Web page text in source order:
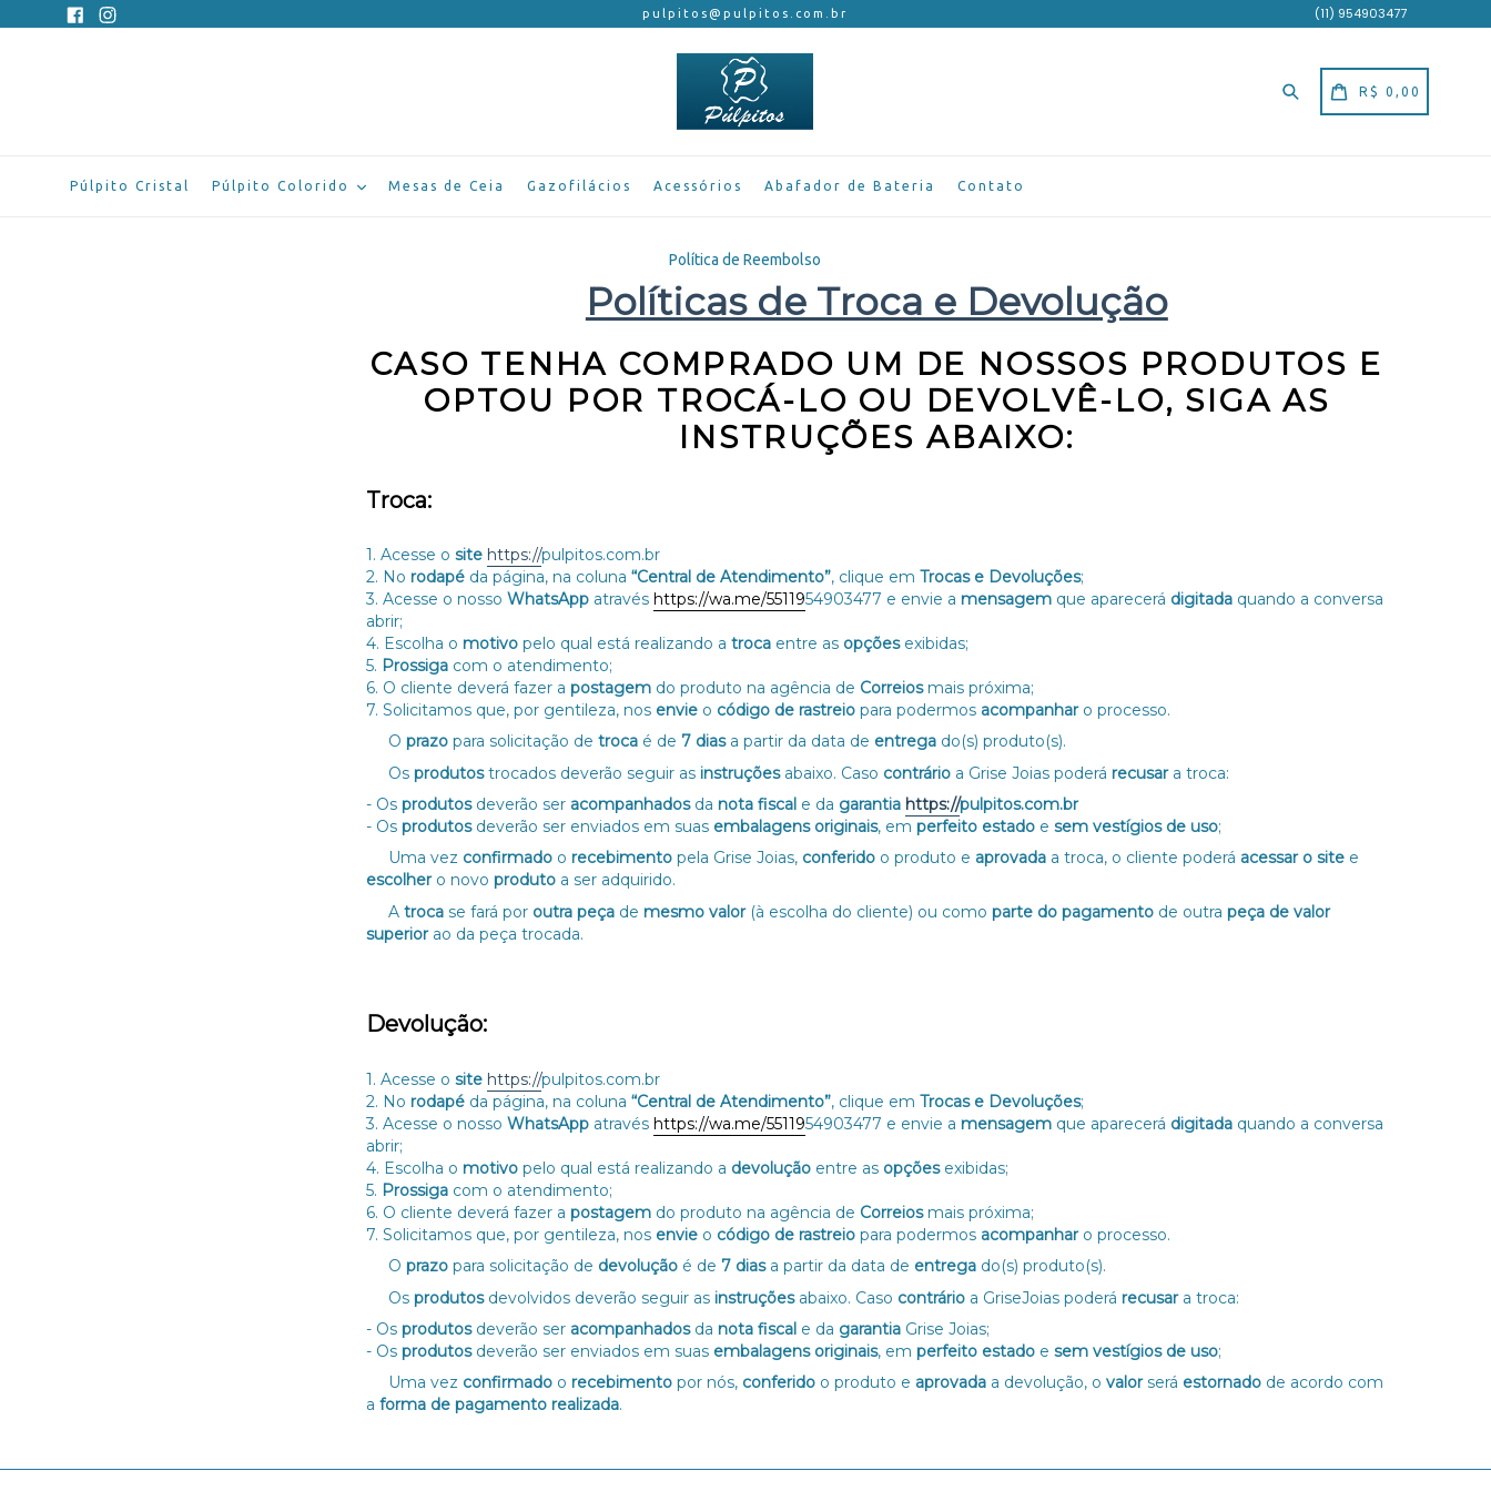
para
Facebook pulpitos@pulpitos.com.br (11) 954903477
PesquisarCarrinho
Carrinho
R$ 0,00
Púlpito Cristal Púlpito Colorido Mesas de Ceia Gazofilácios Acessórios Abafador de Bateria Contato
Política de Reembolso
Políticas de Troca e Devolução
CASO TENHA COMPRADO UM DE NOSSOS PRODUTOS E
OPTOU POR TROCÁ-LO OU DEVOLVÊ-LO, SIGA AS
INSTRUÇÕES ABAIXO:
Troca:
1. Acesse osite https://pulpitos.com.br
2. No rodapé da página, na coluna“Central de Atendimento”, clique emTrocas e Devoluções;
3. Acesse o nossoWhatsApp atravéshttps://wa.me/5511954903477 e envie a mensagem que aparecerá digitada quando a conversa
abrir;
4. Escolha o motivopelo qual está realizando atroca entre as opções exibidas;
5. Prossiga com o atendimento;
6. O cliente deverá fazer apostagem do produto na agência de Correios mais próxima;
7. Solicitamos que, por gentileza, nos envie o código de rastreio para podermos acompanhar o processo.
Oprazopara solicitação detroca é de 7 diasa partir da data de entrega do(s) produto(s).
Osprodutostrocados deverão seguir as instruções abaixo. Caso contrário a Grise Joias poderá recusar a troca:
- Osprodutos deverão ser acompanhados da nota fiscal e da garantia https://pulpitos.com.br
- Osprodutos deverão ser enviados em suas embalagens originais, emperfeito estado esem vestígios de uso;
Uma vez confirmado o recebimentopela Grise Joias, conferido o produto e aprovada a troca, o cliente poderá acessar o site e
escolher o novoproduto a ser adquirido.
Atrocase fará por outra peça de mesmo valor(à escolha do cliente) ou comoparte do pagamento de outrapeça de valor
superiorao da peça trocada.
Devolução:
1. Acesse osite https://pulpitos.com.br
2. No rodapé da página, na coluna“Central de Atendimento”, clique emTrocas e Devoluções;
3. Acesse o nossoWhatsApp atravéshttps://wa.me/5511954903477 e envie a mensagem que aparecerá digitada quando a conversa
abrir;
4. Escolha o motivopelo qual está realizando a devolução entre as opções exibidas;
5. Prossiga com o atendimento;
6. O cliente deverá fazer apostagem do produto na agência de Correios mais próxima;
7. Solicitamos que, por gentileza, nos envie o código de rastreio para podermos acompanhar o processo.
Oprazopara solicitação de devolução é de 7 diasa partir da data de entrega do(s) produto(s).
Osprodutos devolvidos deverão seguir as instruções abaixo. Caso contrário a GriseJoias poderá recusar a troca:
- Osprodutos deverão ser acompanhados da nota fiscal e da garantia Grise Joias;
- Osprodutos deverão ser enviados em suas embalagens originais, emperfeito estado esem vestígios de uso;
Uma vez confirmado o recebimentopor nós, conferido o produto e aprovada a devolução, ovalorserá estornado de acordo com
aforma de pagamento realizada.